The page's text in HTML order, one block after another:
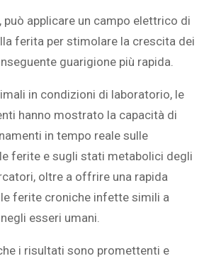
può applicare un campo elettrico di
ferita per stimolare la crescita dei
guarigione più rapida.
in condizioni di laboratorio, le
hanno mostrato la capacità di
in tempo reale sulle
ferite e sugli stati metabolici degli
oltre a offrire una rapida
ferite croniche infette simili a
esseri umani.
i risultati sono promettenti e